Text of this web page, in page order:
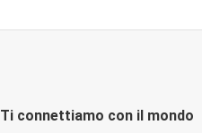
Ti connettiamo con il mondo